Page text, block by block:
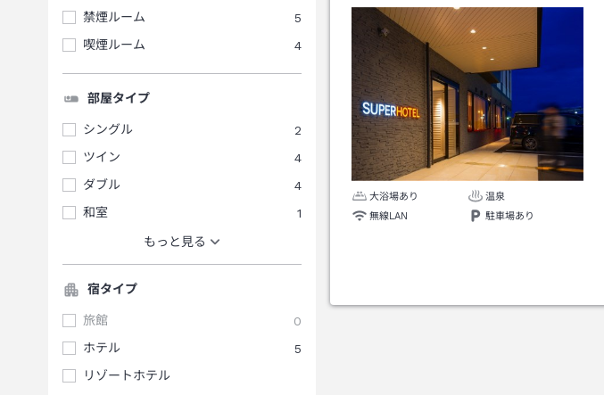
禁煙ルーム
5
喫煙ルーム
4
部屋タイプ
シングル
2
ツイン
4
ダブル
4
和室
1
もっと見る
宿タイプ
旅館
0
ホテル
5
リゾートホテル
大浴場あり
温泉
無線LAN
駐車場あり